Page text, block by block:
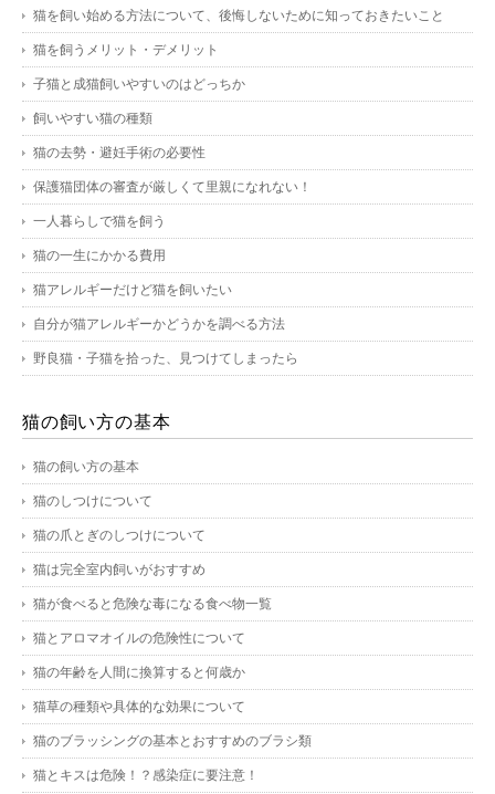
猫を飼い始める方法について、後悔しないために知っておきたいこと
猫を飼うメリット・デメリット
子猫と成猫飼いやすいのはどっちか
飼いやすい猫の種類
猫の去勢・避妊手術の必要性
保護猫団体の審査が厳しくて里親になれない！
一人暮らしで猫を飼う
猫の一生にかかる費用
猫アレルギーだけど猫を飼いたい
自分が猫アレルギーかどうかを調べる方法
野良猫・子猫を拾った、見つけてしまったら
猫の飼い方の基本
猫の飼い方の基本
猫のしつけについて
猫の爪とぎのしつけについて
猫は完全室内飼いがおすすめ
猫が食べると危険な毒になる食べ物一覧
猫とアロマオイルの危険性について
猫の年齢を人間に換算すると何歳か
猫草の種類や具体的な効果について
猫のブラッシングの基本とおすすめのブラシ類
猫とキスは危険！？感染症に要注意！